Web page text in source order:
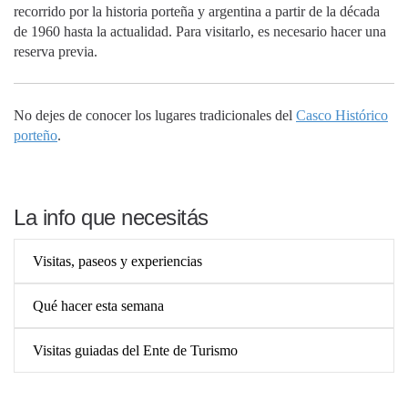
recorrido por la historia porteña y argentina a partir de la década
de 1960 hasta la actualidad. Para visitarlo, es necesario hacer una
reserva previa.
No dejes de conocer los lugares tradicionales del Casco Histórico
porteño.
La info que necesitás
Visitas, paseos y experiencias
Qué hacer esta semana
Visitas guiadas del Ente de Turismo